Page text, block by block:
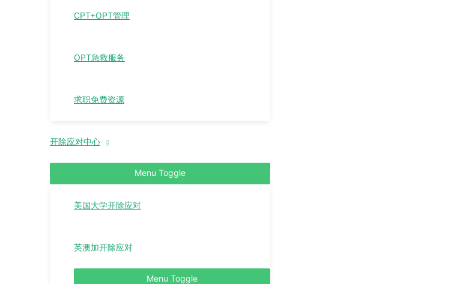
CPT+OPT管理
OPT急救服务
求职免费资源
开除应对中心
Menu Toggle
美国大学开除应对
英澳加开除应对
Menu Toggle